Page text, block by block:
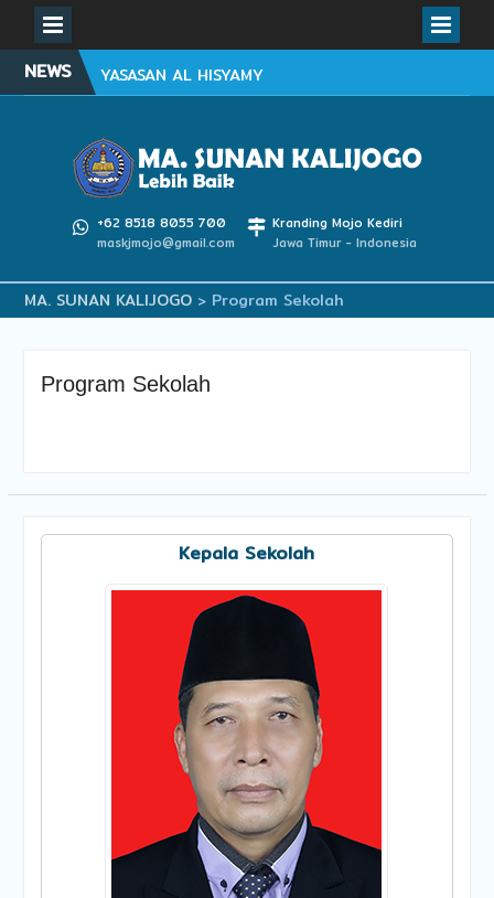
SkipNEWS
Informasi Pendaftaran
(PPDB) MA Sunan
Kalijogo TP. 2024/2025
SPMB (Seleksi
Penerimaan Murid Baru)
MA SUNAN KALIJOGO TP
2026/2027
+62 8518 8055 700
maskjmojo@gmail.com
Kranding Mojo Kediri
Jawa Timur - Indonesia
MA. SUNAN KALIJOGO> Program Sekolah
Program Sekolah
Kepala Sekolah